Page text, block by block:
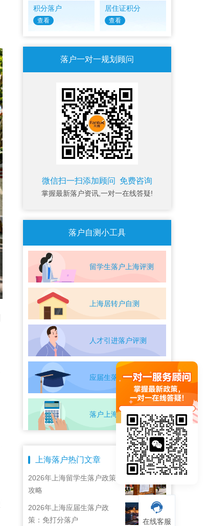
积分落户
查看
居住证积分
查看
落户一对一规划顾问
微信扫一扫添加顾问 免费咨询
掌握最新落户资讯,一对一在线答疑!
落户自测小工具
留学生落户上海评测
上海居转户自测
人才引进落户评测
应届生落户上海自测
落户上海条件自测
上海落户热门文章
2026年上海留学生落户政策
攻略
2026年上海应届生落户政
策：免打分落户
在线客服